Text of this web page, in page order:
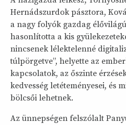
Hernádszurdok pásztora,
a nagy folyók gazdag
hasonlította a kis
nincsenek lélektelenné
túlpörgetve”, helyette az
kapcsolatok, az őszinte
kedvesség letéteményesei, és
bölcsői lehetnek.
Az ünnepségen felszólalt